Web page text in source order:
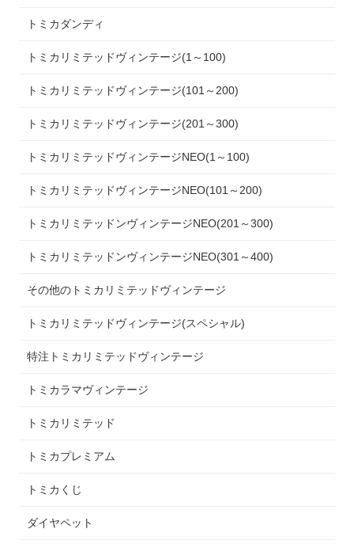
トミカダンディ
トミカリミテッドヴィンテージ(1～100)
トミカリミテッドヴィンテージ(101～200)
トミカリミテッドヴィンテージ(201～300)
トミカリミテッドヴィンテージNEO(1～100)
トミカリミテッドヴィンテージNEO(101～200)
トミカリミテッドンヴィンテージNEO(201～300)
トミカリミテッドンヴィンテージNEO(301～400)
その他のトミカリミテッドヴィンテージ
トミカリミテッドヴィンテージ(スペシャル)
特注トミカリミテッドヴィンテージ
トミカラマヴィンテージ
トミカリミテッド
トミカプレミアム
トミカくじ
ダイヤペット